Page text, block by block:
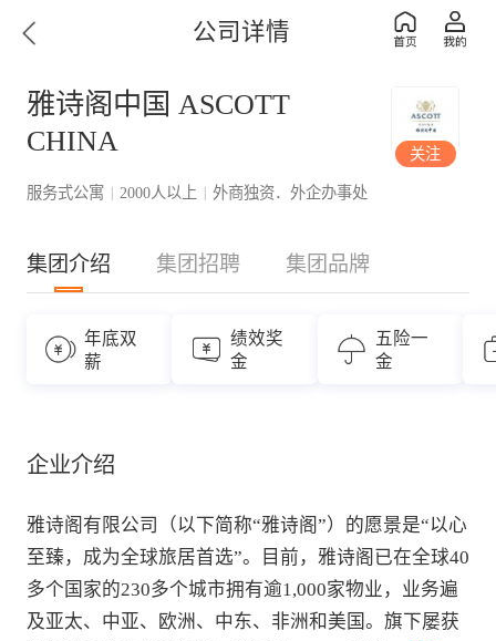
公司详情
雅诗阁中国 ASCOTT
CHINA
服务式公寓 | 2000人以上 | 外商独资．外企办事处
关注
集团介绍 集团招聘 集团品牌
年底双
薪
绩效奖
金
五险一
金
企业介绍
雅诗阁有限公司（以下简称“雅诗阁”）的愿景是“以心
至臻，成为全球旅居首选”。目前，雅诗阁已在全球40
多个国家的230多个城市拥有逾1,000家物业，业务遍
及亚太、中亚、欧洲、中东、非洲和美国。旗下屡获